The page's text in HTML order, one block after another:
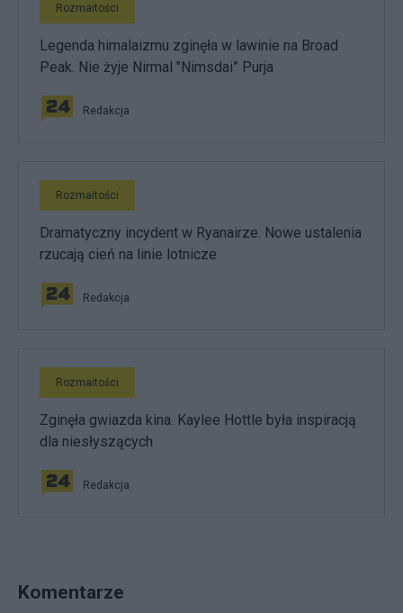
Rozmaitości
Legenda himalaizmu zginęła w lawinie na Broad
Peak. Nie żyje Nirmal "Nimsdai” Purja
Redakcja
Rozmaitości
Dramatyczny incydent w Ryanairze. Nowe ustalenia
rzucają cień na linie lotnicze
Redakcja
Rozmaitości
Zginęła gwiazda kina. Kaylee Hottle była inspiracją
dla niesłyszących
Redakcja
Komentarze